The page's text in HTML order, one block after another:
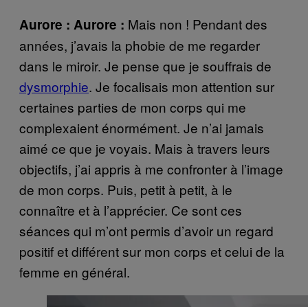
Aurore : Aurore : Mais non ! Pendant des
années, j’avais la phobie de me regarder
dans le miroir. Je pense que je souffrais de
dysmorphie. Je focalisais mon attention sur
certaines parties de mon corps qui me
complexaient énormément. Je n’ai jamais
aimé ce que je voyais. Mais à travers leurs
objectifs, j’ai appris à me confronter à l’image
de mon corps. Puis, petit à petit, à le
connaître et à l’apprécier. Ce sont ces
séances qui m’ont permis d’avoir un regard
positif et différent sur mon corps et celui de la
femme en général.